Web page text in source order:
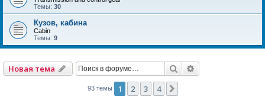
Темы: 30
Кузов, кабина
Cabin
Темы: 9
Новая тема Поиск
93 темы 1 2 3 4